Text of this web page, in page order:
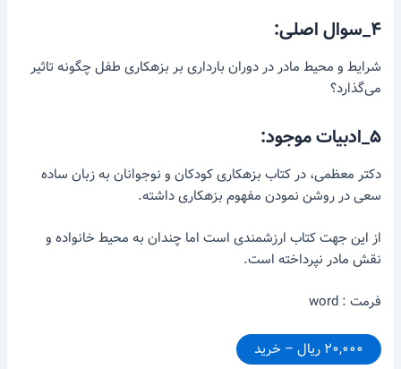
۴_سوال اصلی:
شرایط و محیط مادر در دوران بارداری بر بزهکاری طفل چگونه تاثیر
می‌گذارد؟
۵_ادبیات موجود:
دکتر معظمی، در کتاب بزهکاری کودکان و نوجوانان به زبان ساده
سعی در روشن نمودن مفهوم بزهکاری داشته.
از این جهت کتاب ارزشمندی است اما چندان به محیط خانواده و
نقش مادر نپرداخته است.
فرمت : word
۲۰,۰۰۰ ریال – خرید